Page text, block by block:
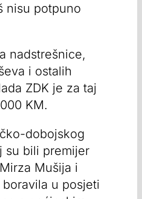
nisu potpuno
nadstrešnice,
i ostalih
ZDK je za taj
KM.
dobojskog
su bili premijer
Mušija i
u posjeti